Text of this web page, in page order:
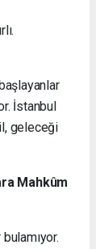
İstanbul
geleceği
Mahkûm